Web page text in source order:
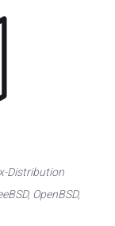
Distribution
OpenBSD,